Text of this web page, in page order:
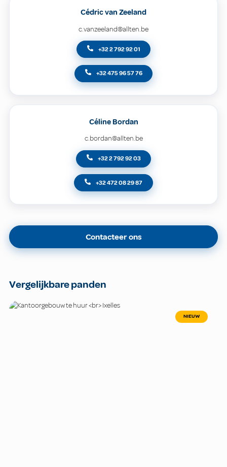
Cédric van Zeeland
c.vanzeeland@allten.be
+32 2 792 92 01
+32 475 96 57 76
Céline Bordan
c.bordan@allten.be
+32 2 792 92 03
+32 472 08 29 87
Contacteer ons
Vergelijkbare panden
NIEUW